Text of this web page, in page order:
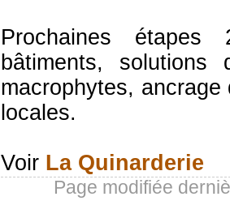
Prochaines
bâtiments,
macrophytes,
locales.
Voir La Quinarderie
Page modifiée